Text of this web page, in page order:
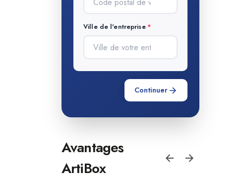
Ville de l'entreprise
Continuer
Avantages
ArtiBox